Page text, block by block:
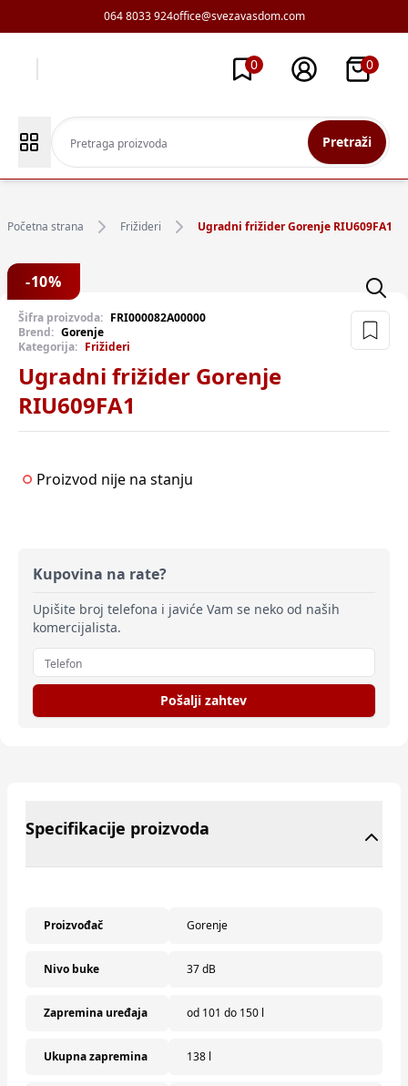
064 8033 924office@svezavasdom.com
0 0
Pretraži
Početna strana Frižideri Ugradni frižider Gorenje RIU609FA1
-10%
Šifra proizvoda: FRI000082A00000
Brend: Gorenje
Kategorija: Frižideri
Ugradni frižider Gorenje
RIU609FA1
Proizvod nije na stanju
Kupovina na rate?
Upišite broj telefona i javiće Vam se neko od naših
komercijalista.
Pošalji zahtev
Specifikacije proizvoda
Proizvođač Gorenje
Nivo buke 37 dB
Zapremina uređaja od 101 do 150 l
Ukupna zapremina 138 l